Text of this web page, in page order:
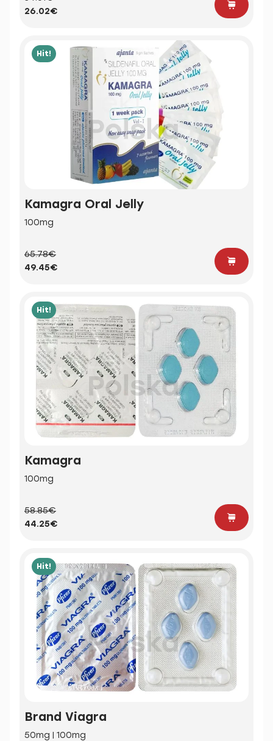
26.02€
Hit!
Kamagra Oral Jelly
100mg
65.78€
49.45€
Hit!
Kamagra
100mg
58.85€
44.25€
Hit!
Brand Viagra
50mg | 100mg